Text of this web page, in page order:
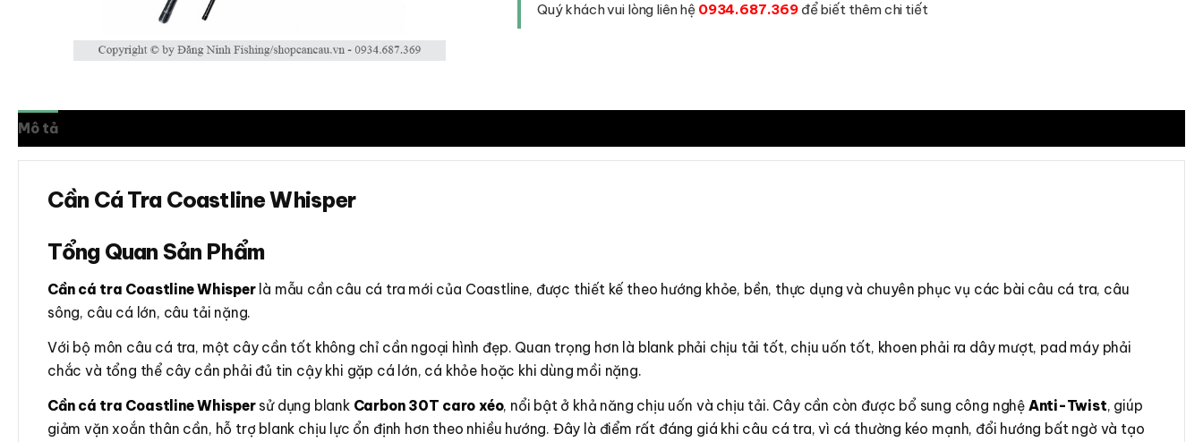
Quý khách vui lòng liên hệ 0934.687.369để biết thêm chi tiết
Mô tả
Cần Cá Tra Coastline Whisper
Tổng Quan Sản Phẩm
Cần cá tra Coastline Whisperlà mẫu cần câu cá tra mới của Coastline, được thiết kế theo hướng khỏe, bền, thực dụng và chuyên phục vụ các bài câu cá tra, câu
sông, câu cá lớn, câu tải nặng.
Với bộ môn câu cá tra, một cây cần tốt không chỉ cần ngoại hình đẹp. Quan trọng hơn là blank phải chịu tải tốt, chịu uốn tốt, khoen phải ra dây mượt, pad máy phải
chắc và tổng thể cây cần phải đủ tin cậy khi gặp cá lớn, cá khỏe hoặc khi dùng mồi nặng.
Cần cá tra Coastline Whispersử dụng blank Carbon 30T caro xéo, nổi bật ở khả năng chịu uốn và chịu tải. Cây cần còn được bổ sung công nghệ Anti-Twist, giúp
giảm vặn xoắn thân cần, hỗ trợ blank chịu lực ổn định hơn theo nhiều hướng. Đây là điểm rất đáng giá khi câu cá tra, vì cá thường kéo mạnh, đổi hướng bất ngờ và tạo